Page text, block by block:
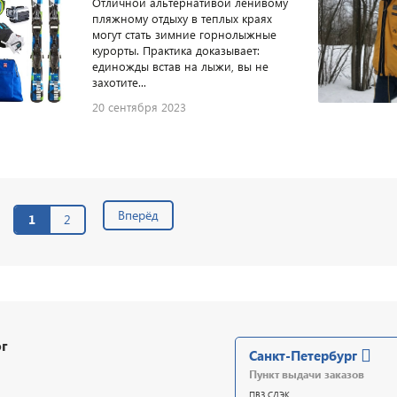
пляжному отдыху в теплых краях
могут стать зимние горнолыжные
курорты. Практика доказывает:
единожды встав на лыжи, вы не
захотите...
20 сентября 2023
1 2 Вперёд
Санкт-Петербург
Пункт выдачи заказов
ПВЗ СДЭК